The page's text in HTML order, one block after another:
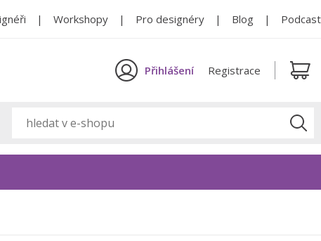
Workshopy Pro designéry Blog Podcast
Přihlášení Registrace